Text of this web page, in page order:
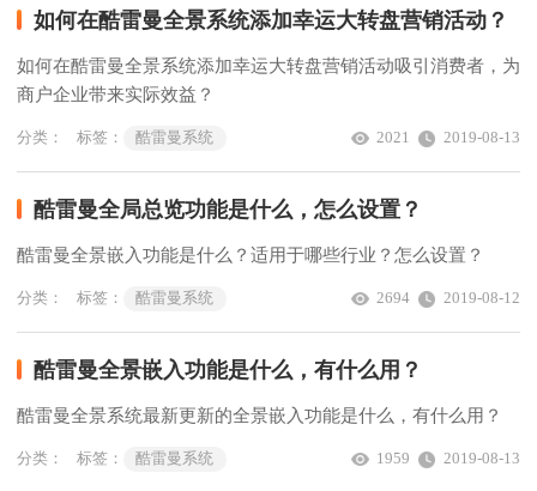
如何在酷雷曼全景系统添加幸运大转盘营销活动？
如何在酷雷曼全景系统添加幸运大转盘营销活动吸引消费者，为
商户企业带来实际效益？
分类： 标签： 酷雷曼系统 2019-08-13
2021
酷雷曼全局总览功能是什么，怎么设置？
酷雷曼全景嵌入功能是什么？适用于哪些行业？怎么设置？
分类： 标签： 酷雷曼系统 2019-08-12
2694
酷雷曼全景嵌入功能是什么，有什么用？
酷雷曼全景系统最新更新的全景嵌入功能是什么，有什么用？
分类： 标签： 酷雷曼系统 2019-08-13
1959